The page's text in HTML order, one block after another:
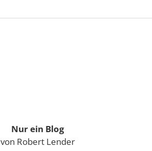
Nur ein Blog
von Robert Lender